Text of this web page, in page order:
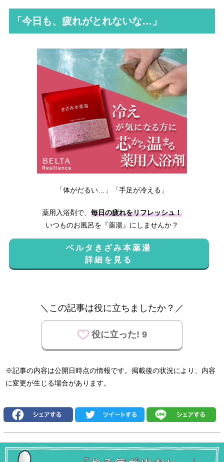
「今日も、疲れがとれないな…」
「体がだるい…」「手足が冷える」
薬用入浴剤で、 毎日の疲れをリフレッシュ！
いつものお風呂を『薬湯』にしませんか？
ベルタきざみ本薬湯
詳細を見る
＼この記事は役に立ちましたか？／
役に立った! 9
※記事の内容は公開日時点の情報です。掲載後の状況により、内容
に変更が生じる場合があります。